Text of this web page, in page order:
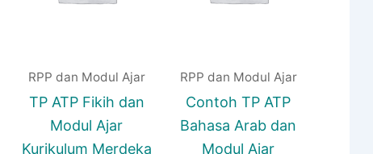
RPP dan Modul Ajar
TP ATP Fikih dan
Modul Ajar
Kurikulum Merdeka
RPP dan Modul Ajar
Contoh TP ATP
Bahasa Arab dan
Modul Ajar